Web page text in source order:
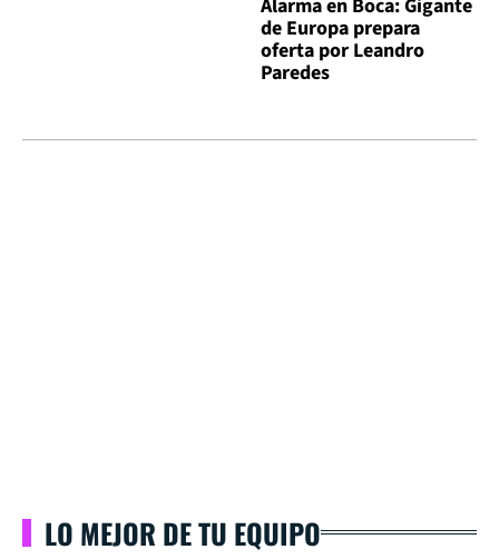
Alarma en Boca: Gigante
de Europa prepara
oferta por Leandro
Paredes
LO MEJOR DE TU EQUIPO